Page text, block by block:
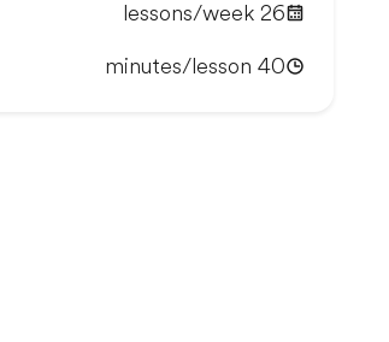
26 lessons/week
40 minutes/lesson